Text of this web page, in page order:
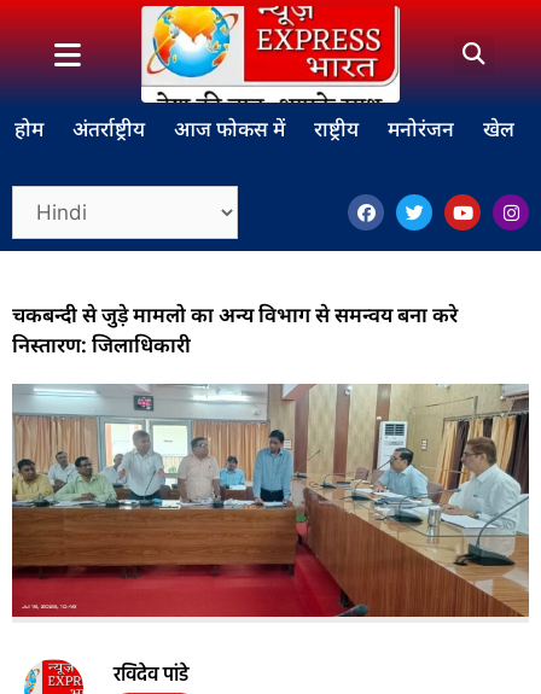
होम अंतर्राष्ट्रीय आज फोकस में राष्ट्रीय मनोरंजन खेल
चकबन्दी से जुड़े मामलो का अन्य विभाग से समन्वय बना करे
निस्तारण: जिलाधिकारी
रविदेव पांडे